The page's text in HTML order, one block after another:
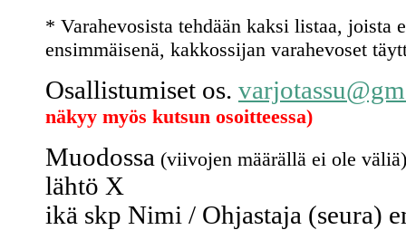
* Varahevosista tehdään kaksi listaa, joista
ensimmäisenä, kakkossijan varahevoset
Osallistumiset os.
näkyy myös kutsun osoitteessa)
Muodossa (viivojen määrällä ei ole väliä)
lähtö X
ikä skp Nimi / Ohjastaja (seura)